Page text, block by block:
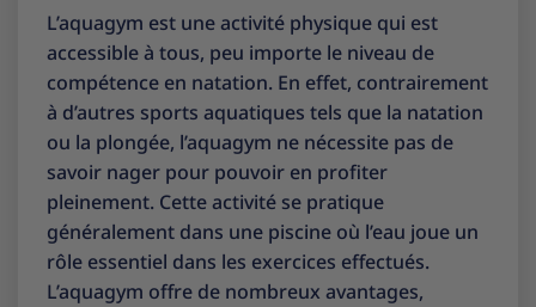
L’aquagym est une activité physique qui est
accessible à tous, peu importe le niveau de
compétence en natation. En effet, contrairement
à d’autres sports aquatiques tels que la natation
ou la plongée, l’aquagym ne nécessite pas de
savoir nager pour pouvoir en profiter
pleinement. Cette activité se pratique
généralement dans une piscine où l’eau joue un
rôle essentiel dans les exercices effectués.
L’aquagym offre de nombreux avantages,